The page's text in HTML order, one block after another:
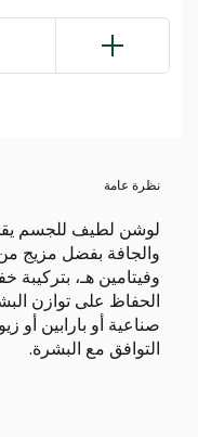
نظرة عامة
لوشن لطيف للجسم
والجافة بفضل مزيج
وفيتامين هـ،
الحفاظ على توازن
صناعية أو بارابين أو
التوافق مع البشرة.